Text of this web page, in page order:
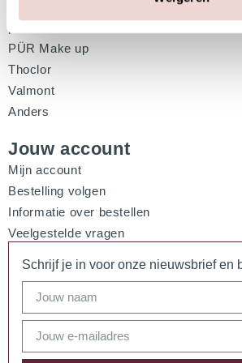
PÜR Make up
Thoclor
Valmont
Anders
Jouw account
Mijn account
Bestelling volgen
Informatie over bestellen
Veelgestelde vragen
Schrijf je in voor onze nieuwsbrief en